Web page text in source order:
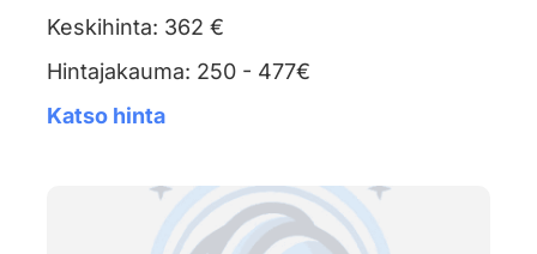
Keskihinta: 362 €
Hintajakauma: 250 - 477€
Katso hinta